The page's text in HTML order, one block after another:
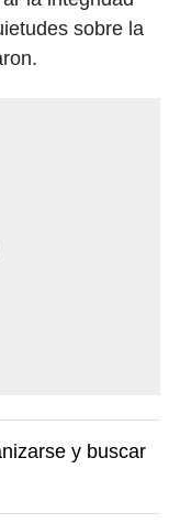
sobre la
y buscar